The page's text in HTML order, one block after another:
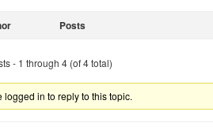
Posts
- 1 through 4 (of 4 total)
logged in to reply to this topic.